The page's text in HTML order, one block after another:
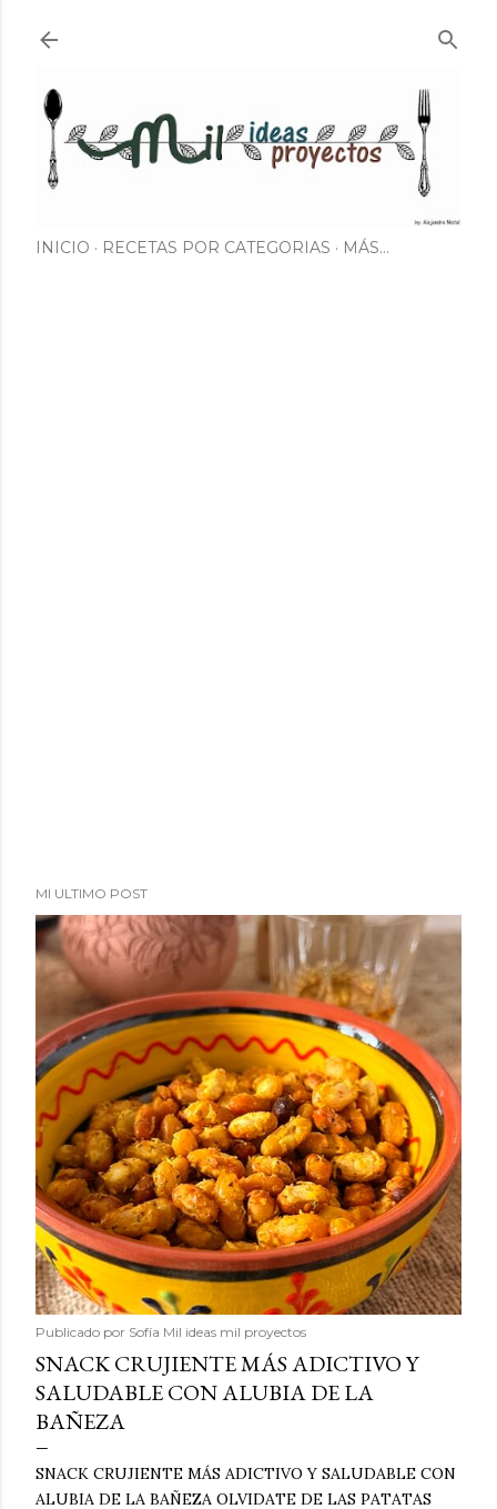
INICIO RECETAS POR CATEGORIAS MÁS…
MI ULTIMO POST
Publicado por Sofía Mil ideas mil proyectos
SNACK CRUJIENTE MÁS ADICTIVO Y
SALUDABLE CON ALUBIA DE LA
BAÑEZA
SNACK CRUJIENTE MÁS ADICTIVO Y SALUDABLE CON
ALUBIA DE LA BAÑEZA OLVIDATE DE LAS PATATAS